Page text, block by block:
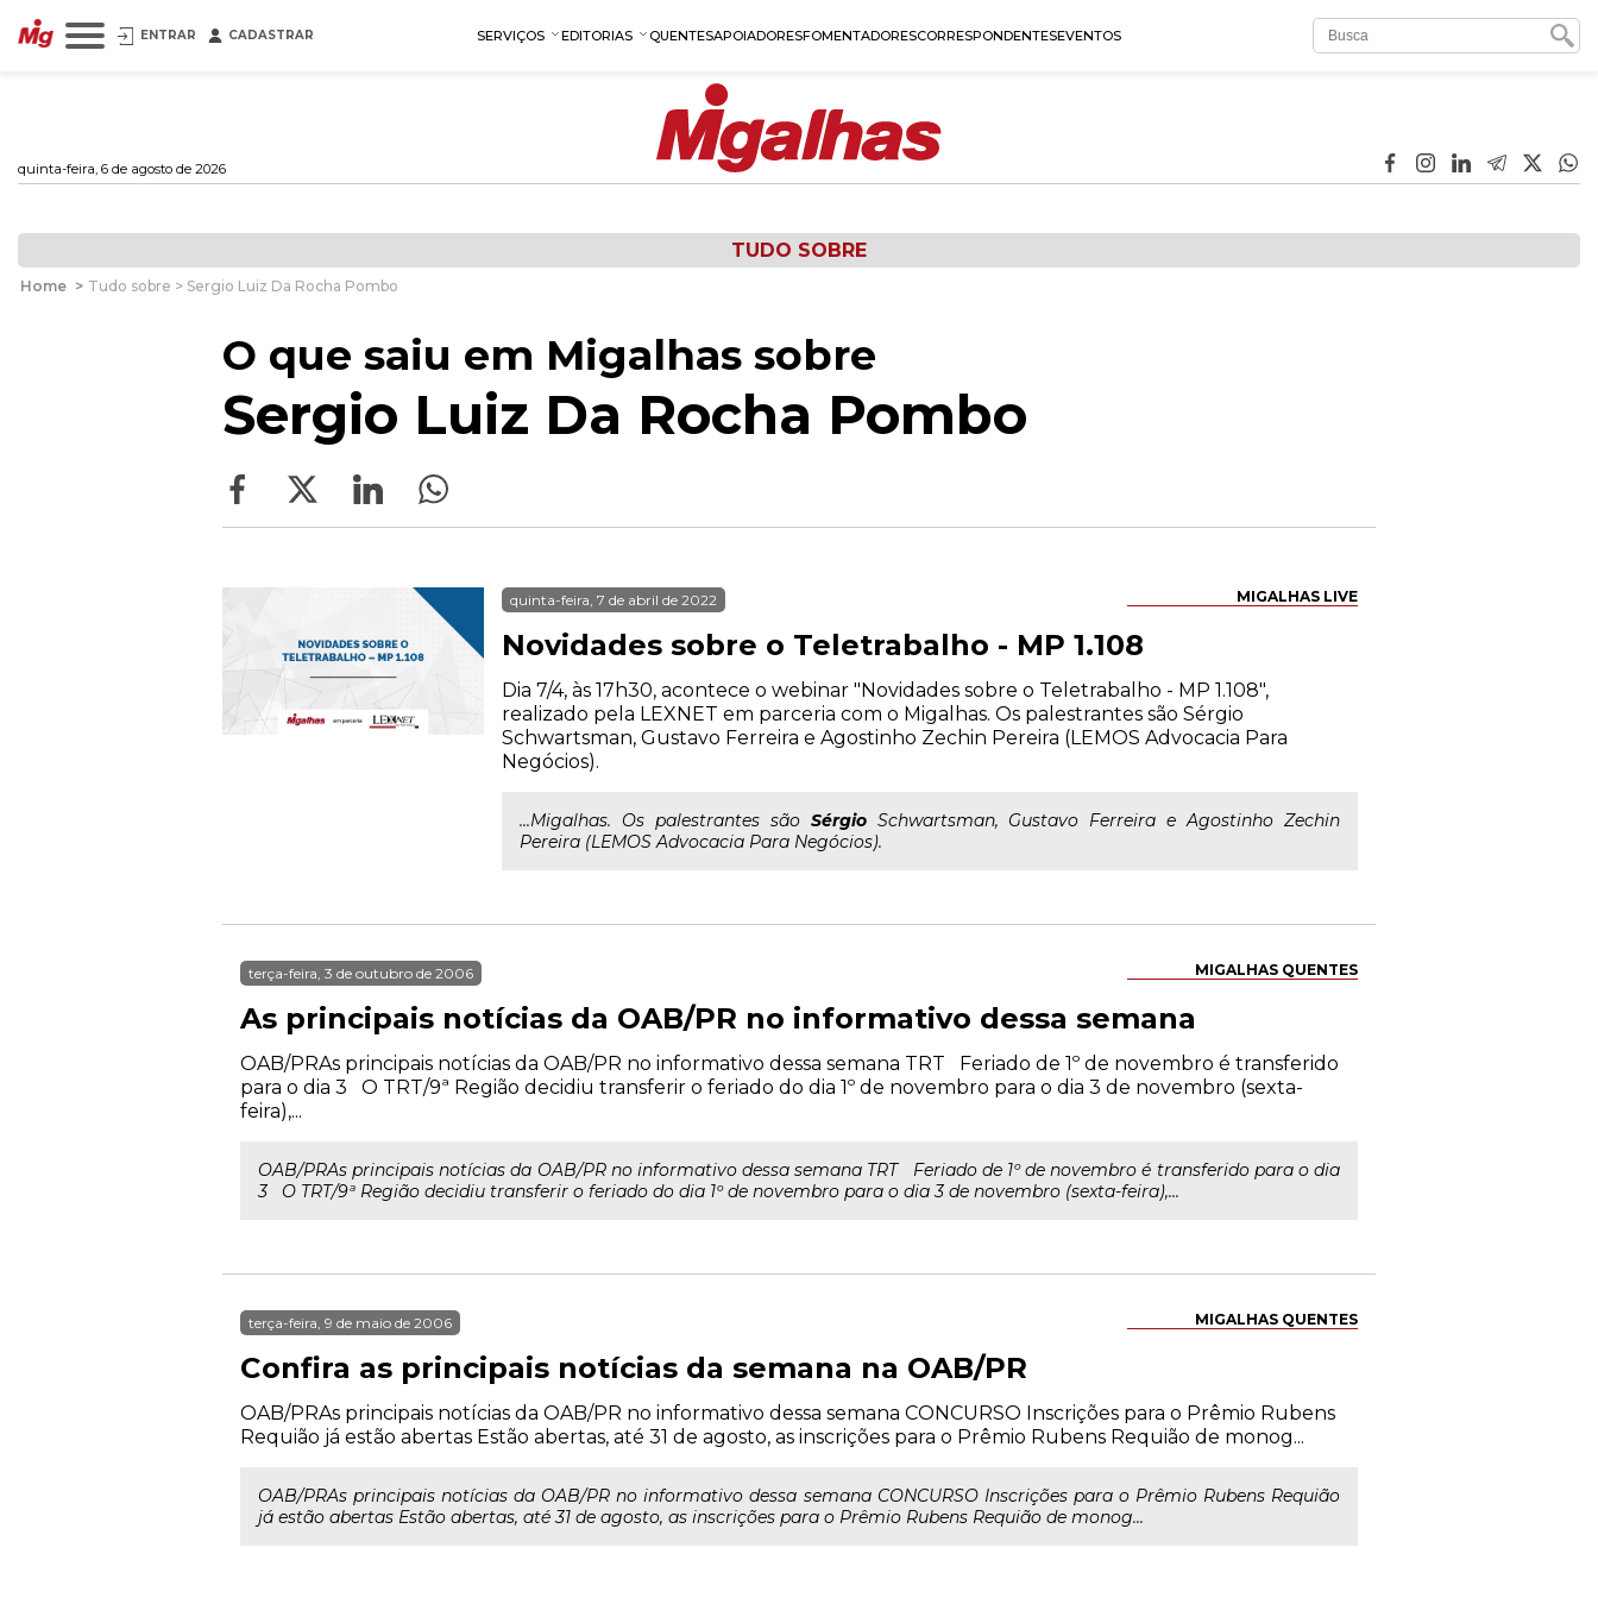
ENTRAR CADASTRAR SERVIÇOS EDITORIAS QUENTESAPOIADORESFOMENTADORESCORRESPONDENTESEVENTOS
quinta-feira, 6 de agosto de 2026
TUDO SOBRE
Home > Tudo sobre > Sergio Luiz Da Rocha Pombo
O que saiu em Migalhas sobre
Sergio Luiz Da Rocha Pombo
MIGALHAS LIVE
quinta-feira, 7 de abril de 2022
Novidades sobre o Teletrabalho - MP 1.108
Dia 7/4, às 17h30, acontece o webinar "Novidades sobre o Teletrabalho - MP 1.108",
realizado pela LEXNET em parceria com o Migalhas. Os palestrantes são Sérgio
Schwartsman, Gustavo Ferreira e Agostinho Zechin Pereira (LEMOS Advocacia Para
Negócios).
...Migalhas. Os palestrantes são SérgioSchwartsman, Gustavo Ferreira e Agostinho Zechin
Pereira (LEMOS Advocacia Para Negócios).
MIGALHAS QUENTES
terça-feira, 3 de outubro de 2006
As principais notícias da OAB/PR no informativo dessa semana
OAB/PRAs principais notícias da OAB/PR no informativo dessa semana TRT Feriado de 1º de novembro é transferido
para o dia 3 O TRT/9ª Região decidiu transferir o feriado do dia 1º de novembro para o dia 3 de novembro (sexta-
feira),...
OAB/PRAs principais notícias da OAB/PR no informativo dessa semana TRT Feriado de 1º de novembro é transferido para o dia
3 O TRT/9ª Região decidiu transferir o feriado do dia 1º de novembro para o dia 3 de novembro (sexta-feira),...
MIGALHAS QUENTES
terça-feira, 9 de maio de 2006
Confira as principais notícias da semana na OAB/PR
OAB/PRAs principais notícias da OAB/PR no informativo dessa semana CONCURSO Inscrições para o Prêmio Rubens
Requião já estão abertas Estão abertas, até 31 de agosto, as inscrições para o Prêmio Rubens Requião de monog...
OAB/PRAs principais notícias da OAB/PR no informativo dessa semana CONCURSO Inscrições para o Prêmio Rubens Requião
já estão abertas Estão abertas, até 31 de agosto, as inscrições para o Prêmio Rubens Requião de monog...